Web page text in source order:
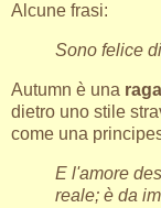
Alcune frasi:
Sono felice
Autumn è una
dietro uno stile
come una
E l'amore
reale; è da